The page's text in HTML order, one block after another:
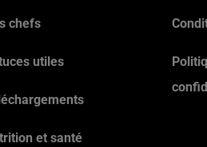
chefs
utiles
et santé